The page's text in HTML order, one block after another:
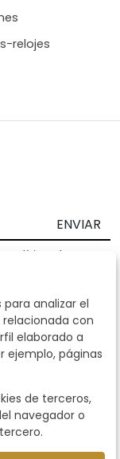
relojes
ENVIAR
Política de
que sus
Segre con la
ejercitar los
oposición y demás
vigente
el envío de
e-mail a
la
analizar el
con
elaborado a
ejemplo, páginas
de terceros,
navegador o